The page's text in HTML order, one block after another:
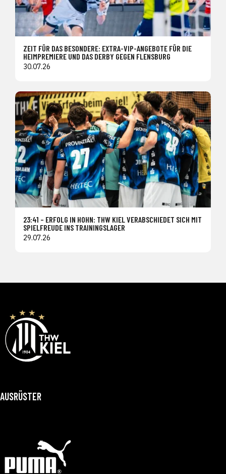
ZEIT FÜR DAS BESONDERE: EXTRA-VIP-ANGEBOTE FÜR DIE
HEIMPREMIERE UND DAS DERBY GEGEN FLENSBURG
30.07.26
23:41 – ERFOLG IN HOHN: THW KIEL VERABSCHIEDET SICH MIT
SPIELFREUDE INS TRAININGSLAGER
29.07.26
AUSRÜSTER